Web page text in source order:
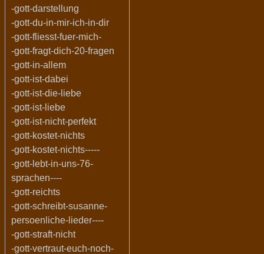
-gott-darstellung
-gott-du-in-mir-ich-in-dir
-gott-fliesst-fuer-mich-
-gott-fragt-dich-20-fragen
-gott-in-allem
-gott-ist-dabei
-gott-ist-die-liebe
-gott-ist-liebe
-gott-ist-nicht-perfekt
-gott-kostet-nichts
-gott-kostet-nichts-----
-gott-lebt-in-uns-76-
sprachen----
-gott-reichts
-gott-schreibt-susanne-
persoenliche-lieder----
-gott-straft-nicht
-gott-vertraut-euch-noch-